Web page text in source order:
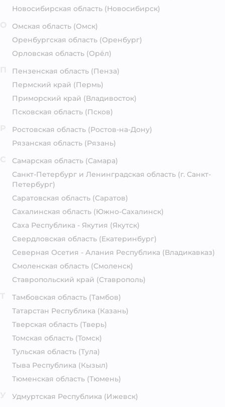
Новосибирская область (Новосибирск)
Омская область (Омск)
Оренбургская область (Оренбург)
Орловская область (Орёл)
Пензенская область (Пенза)
Пермский край (Пермь)
Приморский край (Владивосток)
Псковская область (Псков)
Ростовская область (Ростов-на-Дону)
Рязанская область (Рязань)
Самарская область (Самара)
Санкт-Петербург и Ленинградская область (г. Санкт-
Петербург)
Саратовская область (Саратов)
Сахалинская область (Южно-Сахалинск)
Саха Республика - Якутия (Якутск)
Свердловская область (Екатеринбург)
Северная Осетия - Алания Республика (Владикавказ)
Смоленская область (Смоленск)
Ставропольский край (Ставрополь)
Тамбовская область (Тамбов)
Татарстан Республика (Казань)
Тверская область (Тверь)
Томская область (Томск)
Тульская область (Тула)
Тыва Республика (Кызыл)
Тюменская область (Тюмень)
Удмуртская Республика (Ижевск)